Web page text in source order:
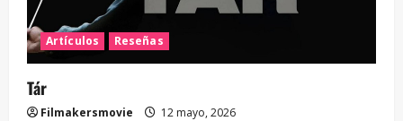
Artículos Reseñas
Tár
Filmakersmovie 12 mayo, 2026